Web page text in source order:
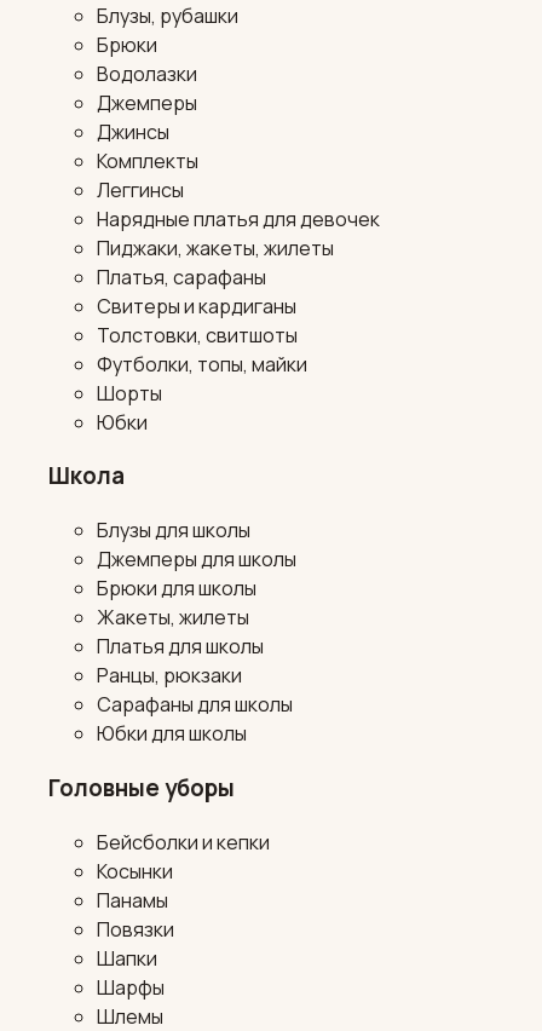
Блузы, рубашки
Брюки
Водолазки
Джемперы
Джинсы
Комплекты
Леггинсы
Нарядные платья для девочек
Пиджаки, жакеты, жилеты
Платья, сарафаны
Свитеры и кардиганы
Толстовки, свитшоты
Футболки, топы, майки
Шорты
Юбки
Школа
Блузы для школы
Джемперы для школы
Брюки для школы
Жакеты, жилеты
Платья для школы
Ранцы, рюкзаки
Сарафаны для школы
Юбки для школы
Головные уборы
Бейсболки и кепки
Косынки
Панамы
Повязки
Шапки
Шарфы
Шлемы